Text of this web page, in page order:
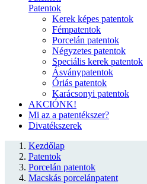
Patentok
Kerek képes patentok
Fémpatentok
Porcelán patentok
Négyzetes patentok
Speciális kerek patentok
Ásványpatentok
Óriás patentok
Karácsonyi patentok
AKCIÓNK!
Mi az a patentékszer?
Divatékszerek
Kezdőlap
Patentok
Porcelán patentok
Macskás porcelánpatent